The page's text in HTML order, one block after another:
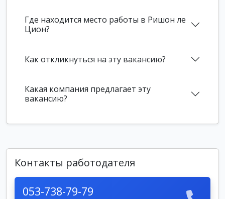
Где находится место работы в Ришон ле
Цион?
Как откликнуться на эту вакансию?
Какая компания предлагает эту
вакансию?
Контакты работодателя
053-738-79-79